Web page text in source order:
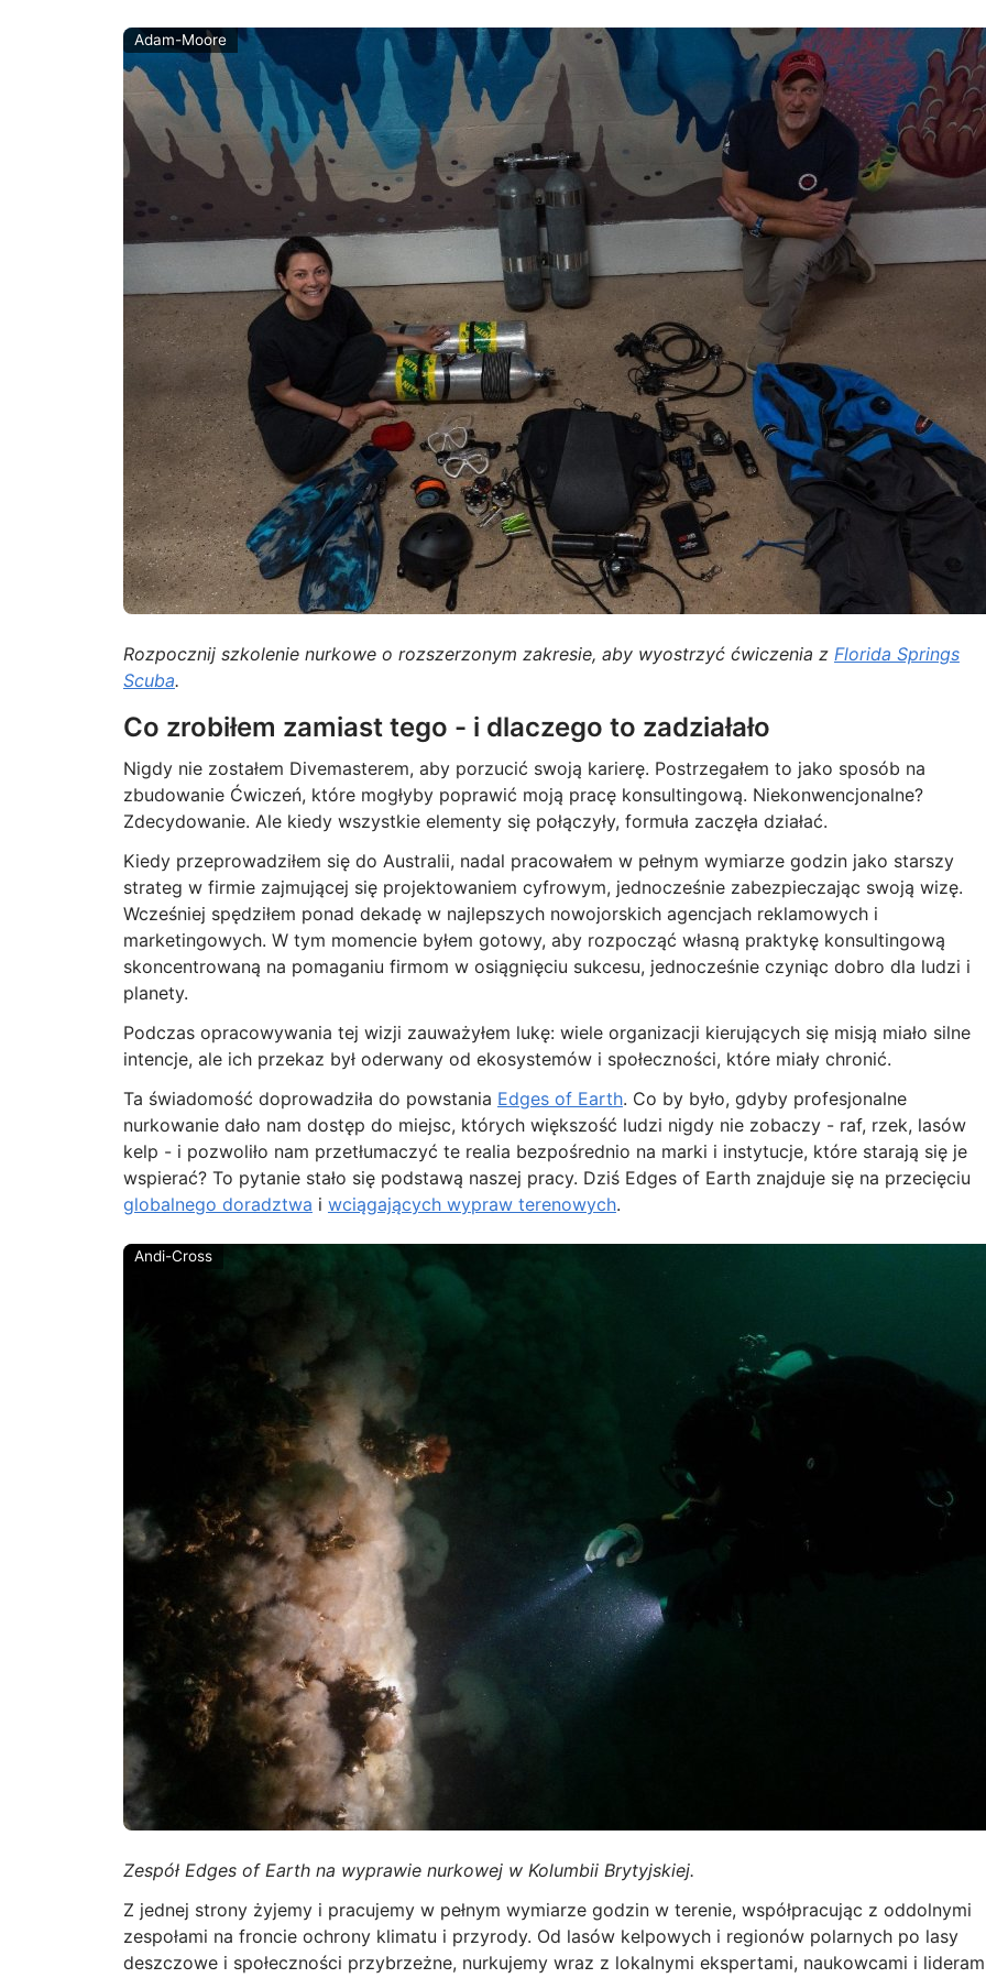
Adam-Moore
Rozpocznij szkolenie nurkowe o rozszerzonym zakresie, aby wyostrzyć ćwiczenia z Florida Springs
Scuba.
Co zrobiłem zamiast tego - i dlaczego to zadziałało
Nigdy nie zostałem Divemasterem, aby porzucić swoją karierę. Postrzegałem to jako sposób na
zbudowanie Ćwiczeń, które mogłyby poprawić moją pracę konsultingową. Niekonwencjonalne?
Zdecydowanie. Ale kiedy wszystkie elementy się połączyły, formuła zaczęła działać.
Kiedy przeprowadziłem się do Australii, nadal pracowałem w pełnym wymiarze godzin jako starszy
strateg w firmie zajmującej się projektowaniem cyfrowym, jednocześnie zabezpieczając swoją wizę.
Wcześniej spędziłem ponad dekadę w najlepszych nowojorskich agencjach reklamowych i
marketingowych. W tym momencie byłem gotowy, aby rozpocząć własną praktykę konsultingową
skoncentrowaną na pomaganiu firmom w osiągnięciu sukcesu, jednocześnie czyniąc dobro dla ludzi i
planety.
Podczas opracowywania tej wizji zauważyłem lukę: wiele organizacji kierujących się misją miało silne
intencje, ale ich przekaz był oderwany od ekosystemów i społeczności, które miały chronić.
Ta świadomość doprowadziła do powstania Edges of Earth. Co by było, gdyby profesjonalne
nurkowanie dało nam dostęp do miejsc, których większość ludzi nigdy nie zobaczy - raf, rzek, lasów
kelp - i pozwoliło nam przetłumaczyć te realia bezpośrednio na marki i instytucje, które starają się je
wspierać? To pytanie stało się podstawą naszej pracy. Dziś Edges of Earth znajduje się na przecięciu
globalnego doradztwa i wciągających wypraw terenowych.
Andi-Cross
Zespół Edges of Earth na wyprawie nurkowej w Kolumbii Brytyjskiej.
Z jednej strony żyjemy i pracujemy w pełnym wymiarze godzin w terenie, współpracując z oddolnymi
zespołami na froncie ochrony klimatu i przyrody. Od lasów kelpowych i regionów polarnych po lasy
deszczowe i społeczności przybrzeżne, nurkujemy wraz z lokalnymi ekspertami, naukowcami i